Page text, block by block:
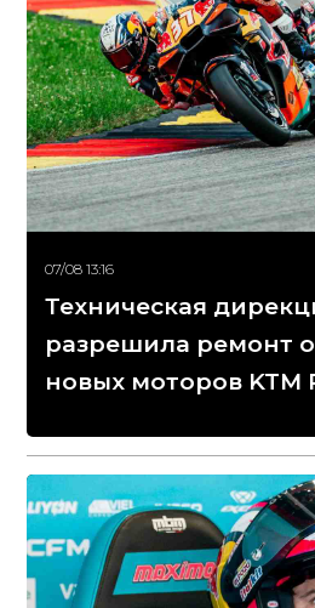
07/08 13:16
Техническая
разрешила ремонт
новых моторов KTM